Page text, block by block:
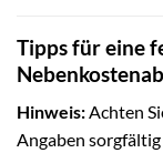
Tipps für eine
Hinweis:Achten
Angaben